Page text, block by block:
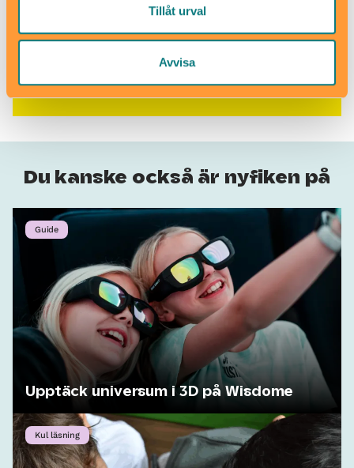
Tillåt urval
Avvisa
Fler boktips tack!
Du kanske också är nyfiken på
Guide
Upptäck universum i 3D på Wisdome
Kul läsning